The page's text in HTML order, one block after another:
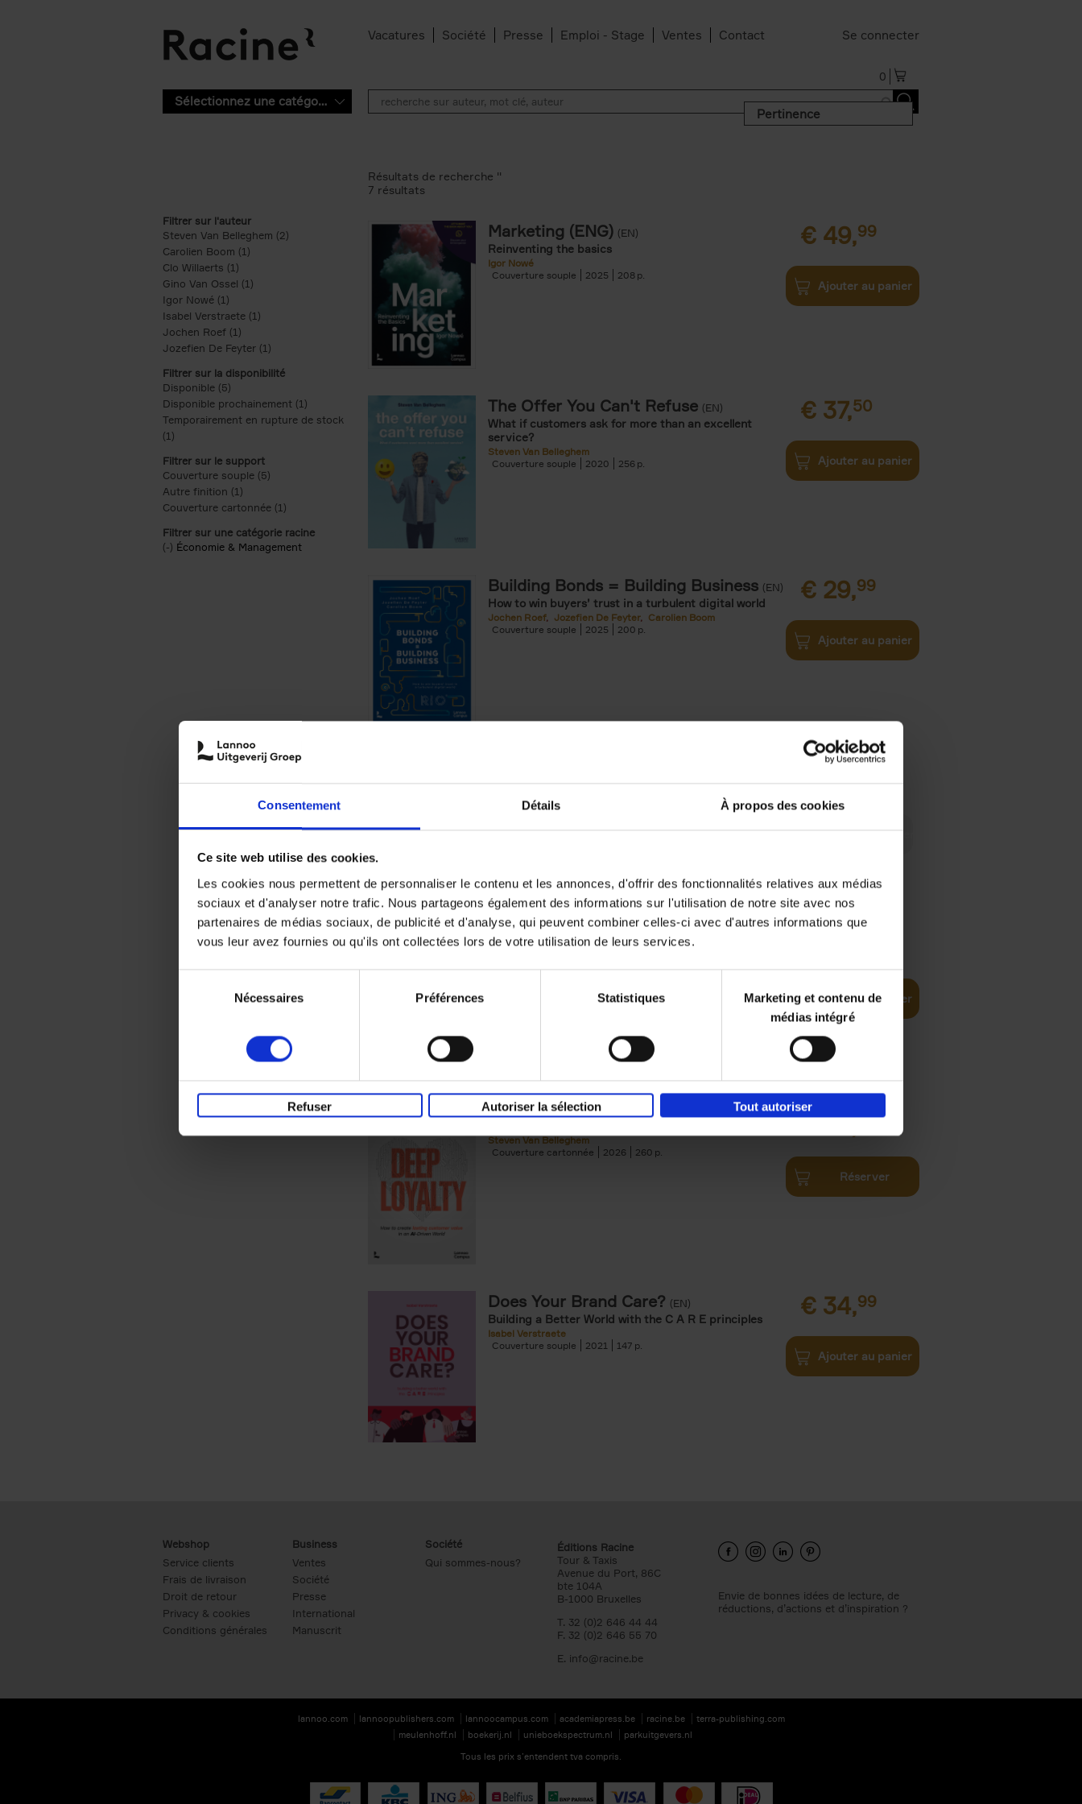
Consentement Détails À propos des cookies
Ce site web utilise des cookies.
Les cookies nous permettent de personnaliser le contenu et les annonces, d'offrir des fonctionnalités relatives aux médias
sociaux et d'analyser notre trafic. Nous partageons également des informations sur l'utilisation de notre site avec nos
partenaires de médias sociaux, de publicité et d'analyse, qui peuvent combiner celles-ci avec d'autres informations que
vous leur avez fournies ou qu'ils ont collectées lors de votre utilisation de leurs services.
Nécessaires Préférences Statistiques
Marketing et contenu de
médias intégré
Refuser Autoriser la sélection Tout autoriser
Vacatures Société Presse Emploi - Stage Ventes Contact Se connecter
0
Sélectionnez une catégorie
Pertinence
Filtrer sur l'auteur
Steven Van Belleghem (2) Apply Steven Van Belleghem filter
Carolien Boom (1)
Clo Willaerts (1)
Gino Van Ossel (1)
Igor Nowé (1)
Isabel Verstraete (1) Apply Isabel Verstraete filter
Jochen Roef (1)
Jozefien De Feyter (1) Apply Jozefien De Feyter filter
Filtrer sur la disponibilité
Disponible (5)
Disponible prochainement (1) Apply Disponible prochainement filter
Temporairement en rupture de stock
(1) Apply Temporairement en rupture de stock filter
Filtrer sur le support
Couverture souple (5) Apply Couverture souple filter
Autre finition (1)
Couverture cartonnée (1)
Filtrer sur une catégorie racine
(-) Remove Économie & Management filter
Économie & Management
Résultats de recherche ''
7 résultats
Marketing (ENG) (EN)
Reinventing the basics
Igor Nowé
Couverture souple
2025 208
€ 49,99
Ajouter au panier
The Offer You Can't Refuse (EN)
What if customers ask for more than an excellent
service?
Steven Van Belleghem
Couverture souple
2020 256
€ 37,50
Ajouter au panier
Building Bonds = Building Business (EN)
How to win buyers’ trust in a turbulent digital world
Jochen Roef Jozefien De Feyter
Carolien Boom
Couverture souple
2025 200
€ 29,99
Ajouter au panier
Hysteria (EN)
Develop and Implement a Winning Strategy as a
Gino Van Ossel
29,99
Digital marketing like a PRO -
completely revised edition (EN)
Ajouter au panier
Deep Loyalty (ENG)
Steven Van Belleghem
Couverture cartonnée
2026 260
€34,99
Réserver
Does Your Brand Care? (EN)
Building a Better World with the C A R E principles
Isabel Verstraete
Couverture souple
2021 147
€ 34,99
Ajouter au panier
Webshop
Service clients
Frais de livraison
Droit de retour
Privacy & cookies
Conditions générales
Business
Ventes
Société
Presse
International
Manuscrit
Société
Qui sommes-nous?
Éditions Racine
Tour & Taxis
Avenue du Port, 86C
bte 104A
B-1000 Bruxelles
T. 32 (0)2 646 44 44
F. 32 (0)2 646 55 70
E. info@racine.be
Envie de bonnes idées de lecture, de
réductions, d’actions et d’inspiration ?
lannoo.com lannoopublishers.com lannoocampus.com academiapress.be racine.be
terra-publishing.com
meulenhoff.nl
boekerij.nl unieboekspectrum.nl
parkuitgevers.nl
Tous les prix s’entendent tva compris.